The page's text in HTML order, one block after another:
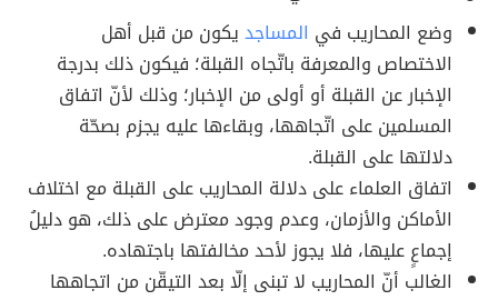
وضع المحاريب في المساجديكون من قبل أهل
الاختصاص والمعرفة باتّجاه القبلة؛ فيكون ذلك بدرجة
الإخبار عن القبلة أو أولى من الإخبار؛ وذلك لأنّ اتفاق
المسلمين على اتّجاهها، وبقاءها عليه يجزم بصحّة
دلالتها على القبلة.
اتفاق العلماء على دلالة المحاريب على القبلة مع اختلاف
الأماكن والأزمان، وعدم وجود معترض على ذلك، هو دليلُ
إجماعٍ عليها، فلا يجوز لأحد مخالفتها باجتهاده.
الغالب أنّ المحاريب لا تبنى إلّا بعد التيقّن من اتجاهها